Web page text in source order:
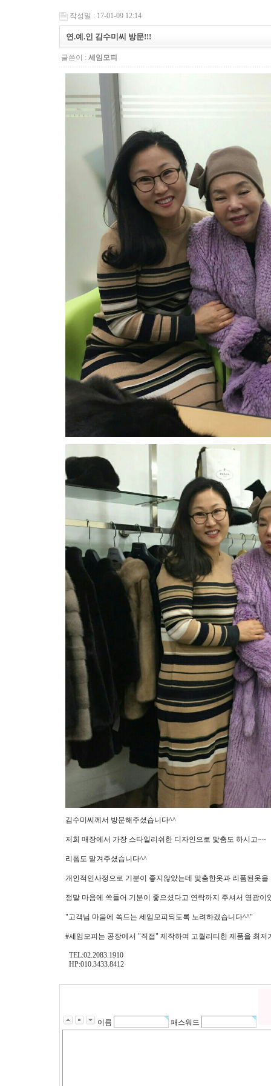
작성일 : 17-01-09 12:14
연.예.인 김수미씨 방문!!!
글쓴이 : 세임모피
김수미씨께서 방문해주셨습니다^^
저희 매장에서 가장 스타일리쉬한 디자인으로 맟춤도 하시고~~
리폼도 맡겨주셨습니다^^
개인적인사정으로 기분이 좋지않았는데 맟춤한옷과 리폼된옷을
정말 마음에 쏙들어 기분이 좋으셨다고 연락까지 주셔서 영광이
"고객님 마음에 쏙드는 세임모피되도록 노려하겠습니다^^"
#세임모피는 공장에서 "직접" 제작하여 고퀄리티한 제품을 최저
TEL:02.2083.1910
HP:010.3433.8412
이름 패스워드